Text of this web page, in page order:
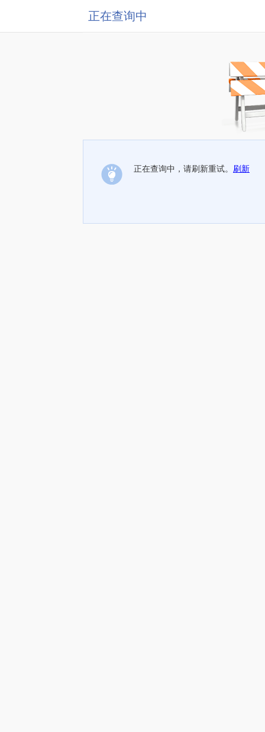
正在查询中
正在查询中，请刷新重试。 刷新